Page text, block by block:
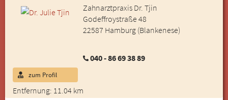
Zahnarztpraxis Dr. Tjin
Godeffroystraße 48
22587 Hamburg (Blankenese)
040 - 86 69 38 89
Entfernung: 11.04 km
zum Profil